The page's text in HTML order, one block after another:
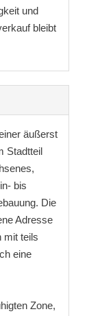
und
bleibt
äußerst
Stadtteil
bis
Die
Adresse
mit teils
eine
Zone,